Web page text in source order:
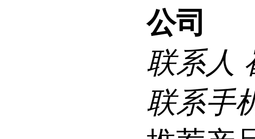
公司
联系人
联系手